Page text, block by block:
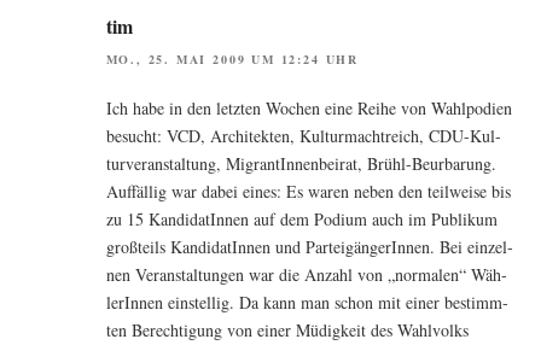
tim
MO., 25. MAI 2009 UM 12:24 UHR
Ich habe in den letz­ten Wochen eine Rei­he von Wahl­po­di­en
besucht: VCD, Archi­tek­ten, Kul­tur­macht­reich, CDU-Kul­
tur­ver­an­stal­tung, Migran­tIn­nen­bei­rat, Brühl-Beur­ba­rung.
Auf­fäl­lig war dabei eines: Es waren neben den teil­wei­se bis
zu 15 Kan­di­da­tIn­nen auf dem Podi­um auch im Publi­kum
groß­teils Kan­di­da­tIn­nen und Par­tei­gän­ge­rIn­nen. Bei ein­zel­
nen Ver­an­stal­tun­gen war die Anzahl von „nor­ma­len“ Wäh­
le­rIn­nen ein­stel­lig. Da kann man schon mit einer bestimm­
ten Berech­ti­gung von einer Müdig­keit des Wahl­volks